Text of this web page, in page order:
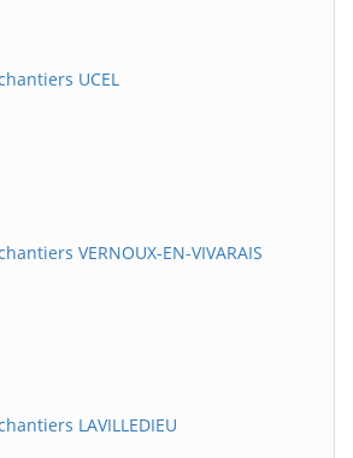
UCEL
VERNOUX-EN-VIVARAIS
LAVILLEDIEU